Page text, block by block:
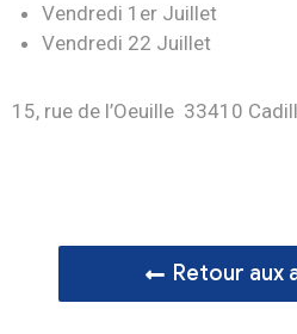
Vendredi 1er Juillet
Vendredi 22 Juillet
15, rue de l’Oeuille 33410
Retour aux